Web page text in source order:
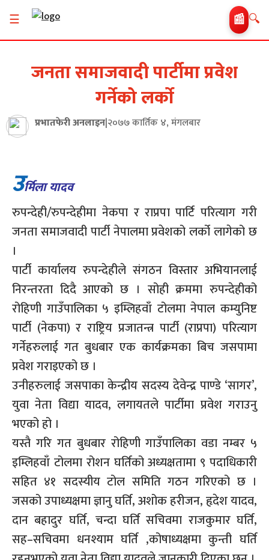
☰ 📰 🔍
जनता समाजवादी पार्टीमा प्रवेश
गर्नेको लर्काे
प्रभातफेरी अनलाइन|२०७७ कार्तिक ४, मंगलबार
उर्मिला यादव
रुपन्देही/रुपन्देहीमा नेकपा र राप्रपा पार्टि परित्याग गरी
जनता समाजवादी पार्टी नेपालमा प्रवेशको लर्को लागेको छ
।
पार्टी कार्यालय रुपन्देहीले संगठन विस्तार अभियानलाई
निरन्तरता दिदै आएको छ । सोही क्रममा रुपन्देहीको
रोहिणी गाउँपालिका ५ इम्लिहवाँ टोलमा नेपाल कम्युनिष्ट
पार्टी (नेकपा) र राष्ट्रिय प्रजातन्त्र पार्टी (राप्रपा) परित्याग
गर्नेहरुलाई गत बुधबार एक कार्यक्रमका बिच जसपामा
प्रवेश गराइएको छ ।
उनीहरुलाई जसपाका केन्द्रीय सदस्य देवेन्द्र पाण्डे ‘सागर’,
युवा नेता विद्या यादव, लगायतले पार्टीमा प्रवेश गराउनु
भएको हो ।
यस्तै गरि गत बुधबार रोहिणी गाउँपालिका वडा नम्बर ५
इम्लिहवाँ टोलमा रोशन घर्तिको अध्यक्षतामा ९ पदाधिकारी
सहित ४१ सदस्यीय टोल समिति गठन गरिएको छ ।
जसको उपाध्यक्षमा ज्ञानु घर्ति, अशोक हरीजन, हृदेश यादव,
दान बहादुर घर्ति, चन्दा घर्ति सचिवमा राजकुमार घर्ति,
सह–सचिवमा धनश्याम घर्ति ,कोषाध्यक्षमा कुन्ती घर्ति